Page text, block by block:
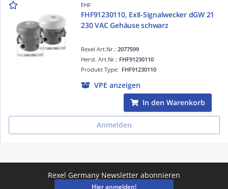
FHF
FHF91230110, ExII-Signalwecker dGW 21
230 VAC Gehäuse schwarz
Rexel Art.Nr.:2077599
Produkt Type: FHF91230110
Herst. Art.Nr.: FHF91230110
VPE anzeigen
In den Warenkorb
Anmelden
Rexel Germany Newsletter abonnieren
Hier anmelden!